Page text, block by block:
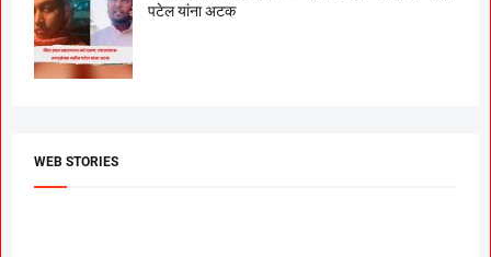
पटेल यांना अटक
WEB STORIES